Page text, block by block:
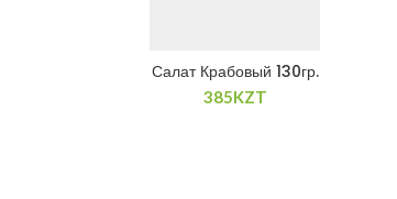
Салат Крабовый 130гр.
385KZT